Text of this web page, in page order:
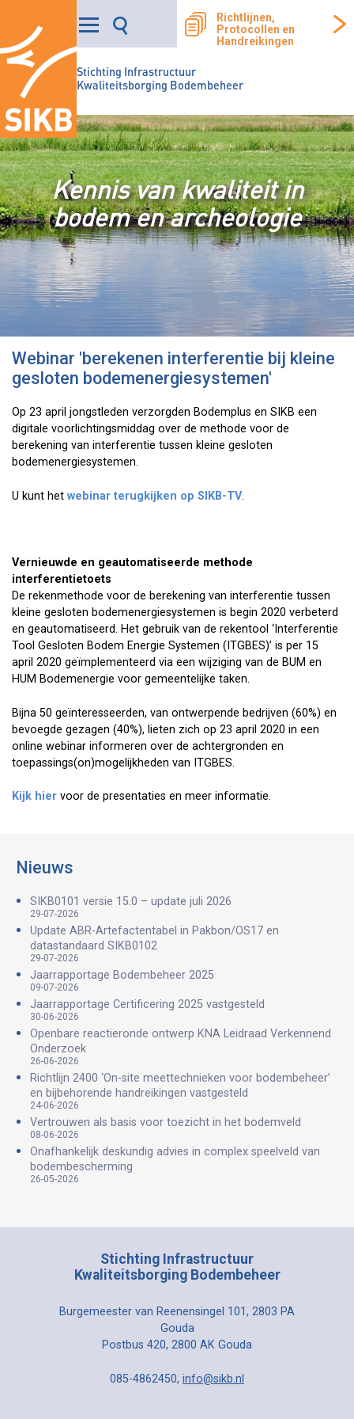
Stichting Infrastructuur
Kwaliteitsborging Bodembeheer
Richtlijnen,
Protocollen en
Handreikingen
Kennis van kwaliteit in
bodem en archeologie
Webinar 'berekenen interferentie bij kleine
gesloten bodemenergiesystemen'
Op 23 april jongstleden verzorgden Bodemplus en SIKB een
digitale voorlichtingsmiddag over de methode voor de
berekening van interferentie tussen kleine gesloten
bodemenergiesystemen.
U kunt het webinar terugkijken op SIKB-TV.
Vernieuwde en geautomatiseerde methode
interferentietoets
De rekenmethode voor de berekening van interferentie tussen
kleine gesloten bodemenergiesystemen is begin 2020 verbeterd
en geautomatiseerd. Het gebruik van de rekentool ‘Interferentie
Tool Gesloten Bodem Energie Systemen (ITGBES)’ is per 15
april 2020 geïmplementeerd via een wijziging van de BUM en
HUM Bodemenergie voor gemeentelijke taken.
Bijna 50 geïnteresseerden, van ontwerpende bedrijven (60%) en
bevoegde gezagen (40%), lieten zich op 23 april 2020 in een
online webinar informeren over de achtergronden en
toepassings(on)mogelijkheden van ITGBES.
Kijk hier voor de presentaties en meer informatie.
Nieuws
SIKB0101 versie 15.0 – update juli 2026
29-07-2026
Update ABR-Artefactentabel in Pakbon/OS17 en
datastandaard SIKB0102
29-07-2026
Jaarrapportage Bodembeheer 2025
09-07-2026
Jaarrapportage Certificering 2025 vastgesteld
30-06-2026
Openbare reactieronde ontwerp KNA Leidraad Verkennend
Onderzoek
26-06-2026
Richtlijn 2400 ‘On-site meettechnieken voor bodembeheer’
en bijbehorende handreikingen vastgesteld
24-06-2026
Vertrouwen als basis voor toezicht in het bodemveld
08-06-2026
Onafhankelijk deskundig advies in complex speelveld van
bodembescherming
26-05-2026
Stichting Infrastructuur
Kwaliteitsborging Bodembeheer
Burgemeester van Reenensingel 101, 2803 PA
Gouda
Postbus 420, 2800 AK Gouda
085-4862450, info@sikb.nl